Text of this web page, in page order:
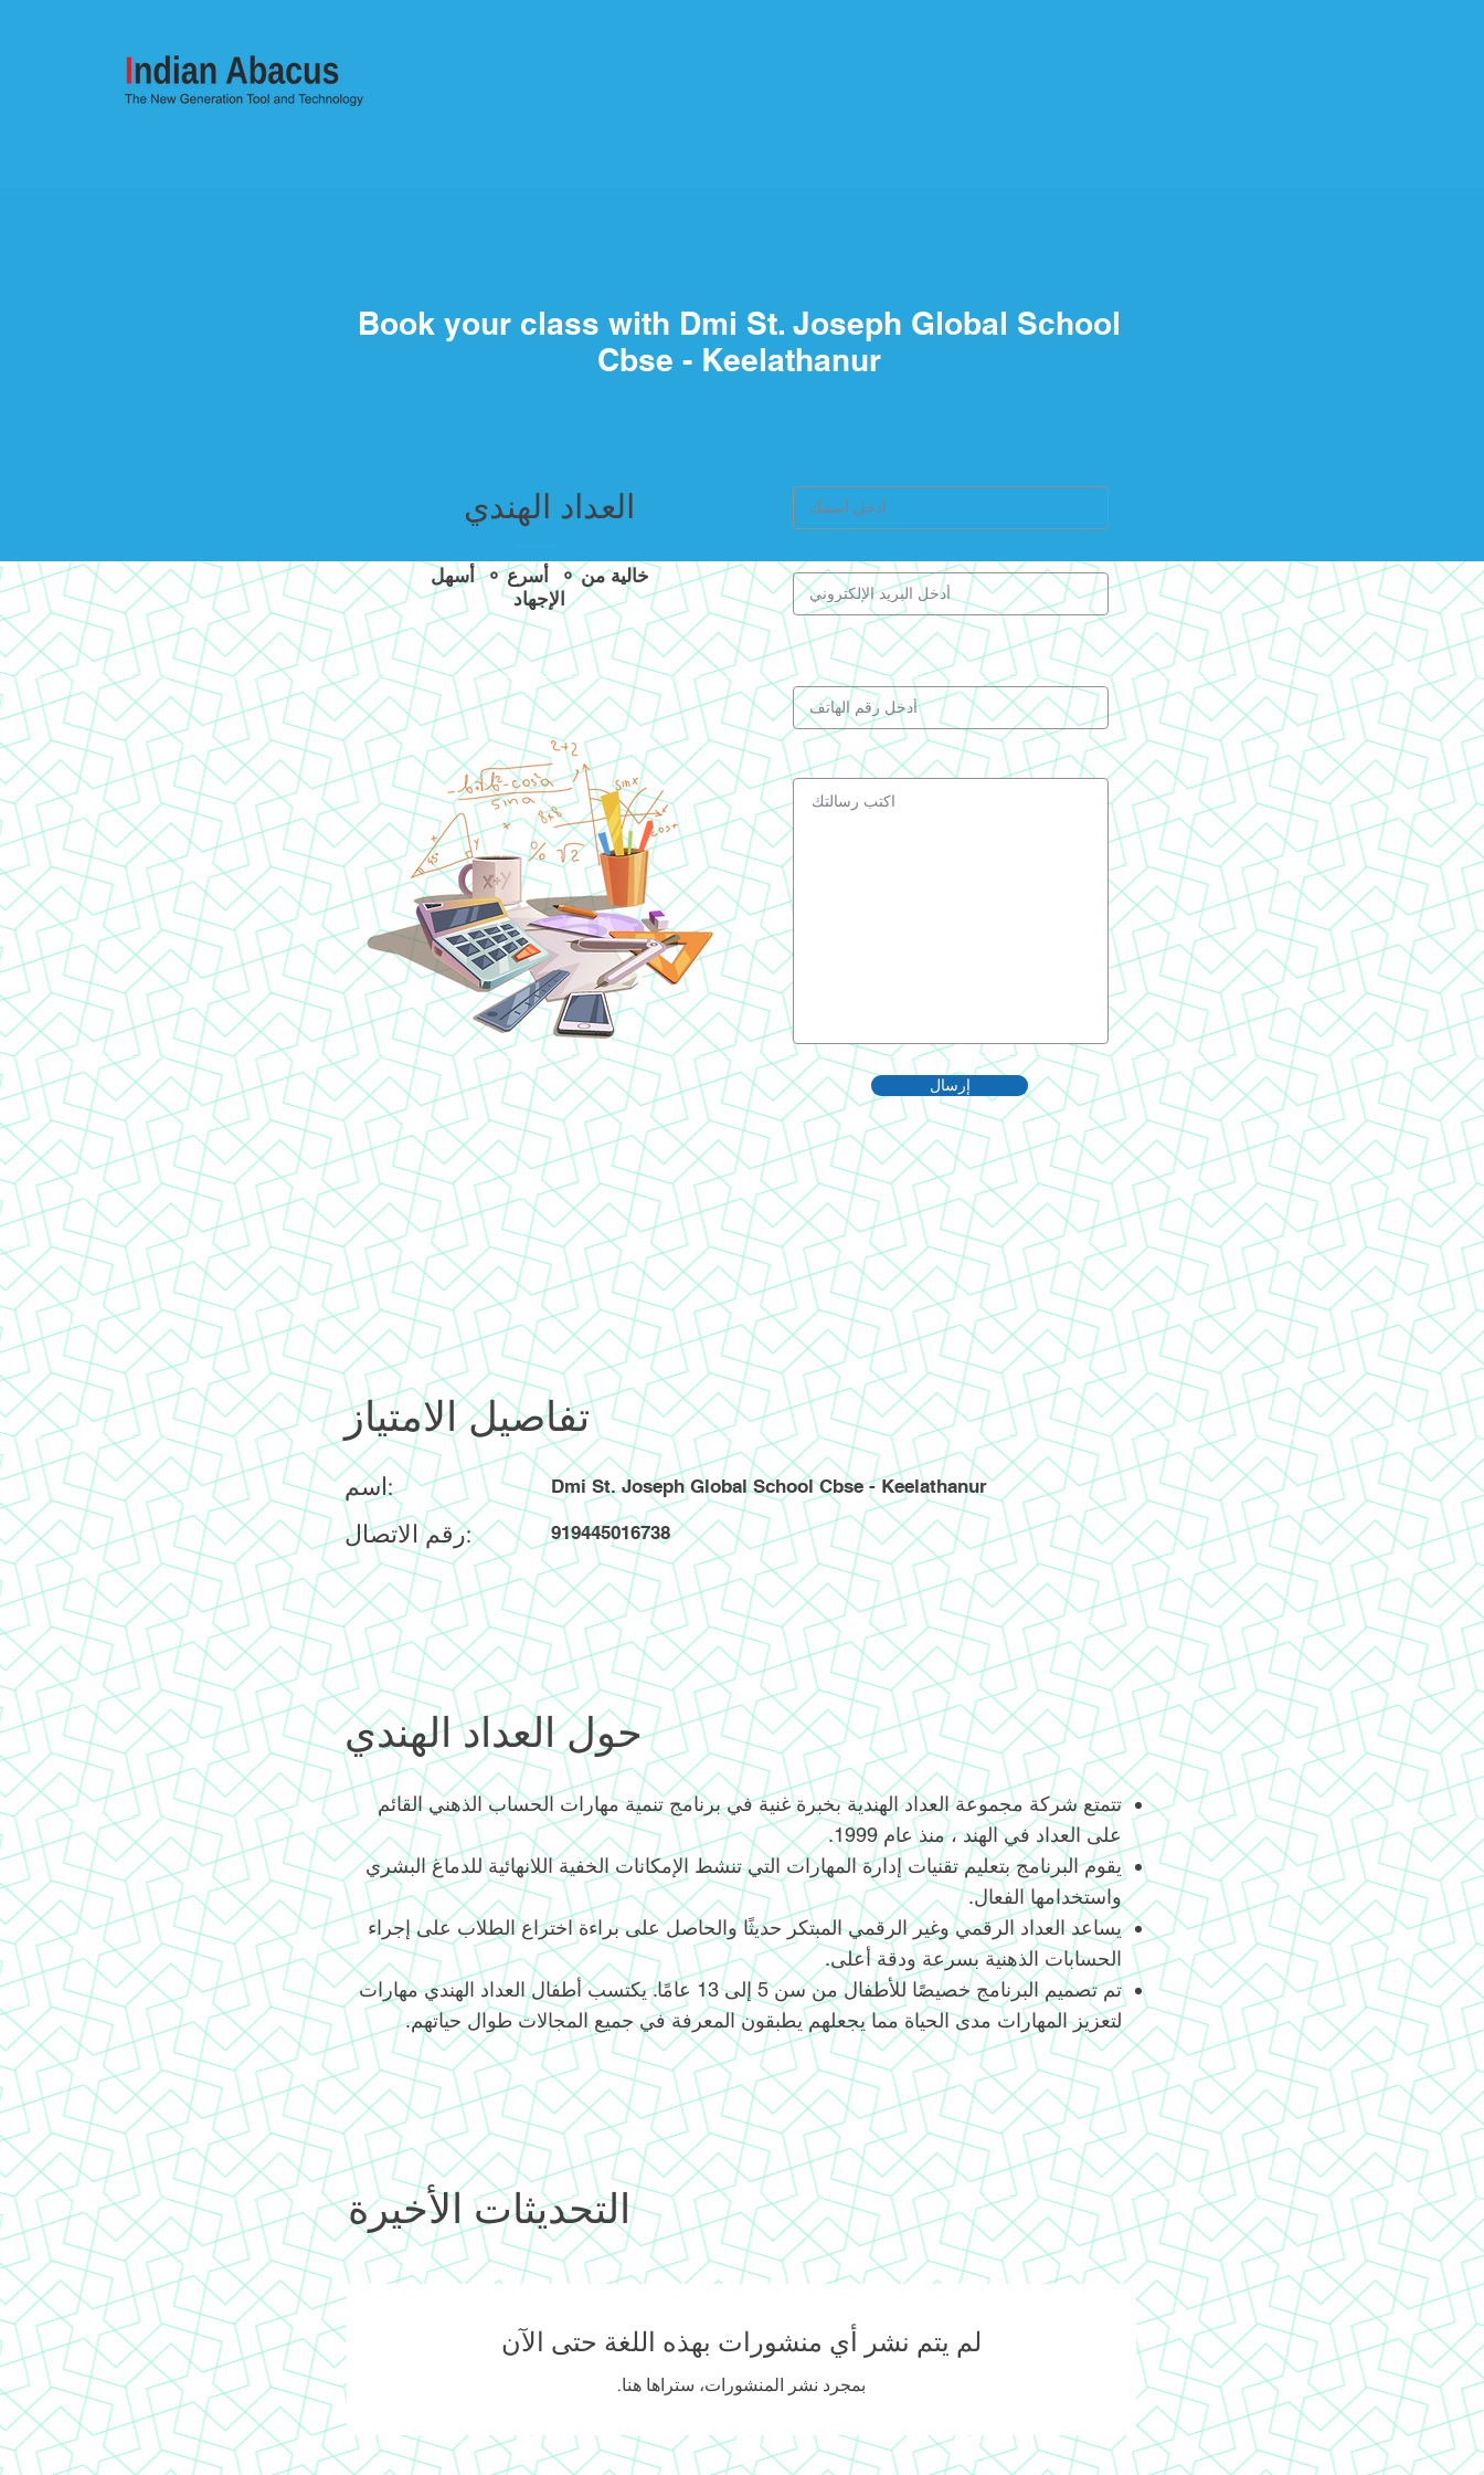
Book your class with Dmi St. Joseph Global School
Cbse - Keelathanur
العداد الهندي
أسهل ⚬ أسرع ⚬ خالية من
الإجهاد
إرسال
تفاصيل الامتياز
اسم:
رقم الاتصال:
Dmi St. Joseph Global School Cbse - Keelathanur
919445016738
حول العداد الهندي
تتمتع شركة مجموعة العداد الهندية بخبرة غنية في برنامج تنمية مهارات الحساب الذهني القائم
على العداد في الهند ، منذ عام 1999.
يقوم البرنامج بتعليم تقنيات إدارة المهارات التي تنشط الإمكانات الخفية اللانهائية للدماغ البشري
واستخدامها الفعال.
يساعد العداد الرقمي وغير الرقمي المبتكر حديثًا والحاصل على براءة اختراع الطلاب على إجراء
الحسابات الذهنية بسرعة ودقة أعلى.
تم تصميم البرنامج خصيصًا للأطفال من سن 5 إلى 13 عامًا. يكتسب أطفال العداد الهندي مهارات
لتعزيز المهارات مدى الحياة مما يجعلهم يطبقون المعرفة في جميع المجالات طوال حياتهم.
التحديثات الأخيرة
لم يتم نشر أي منشورات بهذه اللغة حتى الآن
بمجرد نشر المنشورات، ستراها هنا.